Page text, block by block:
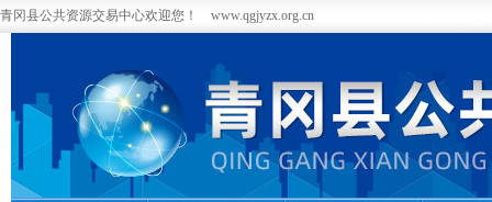
青冈县公共资源交易中心欢迎您！ www.qgjyzx.org.cn